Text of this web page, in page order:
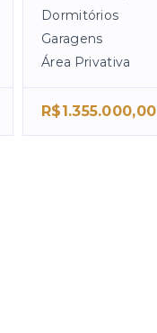
Dormitórios
Garagens
Área Privativa
R$1.355.000,00